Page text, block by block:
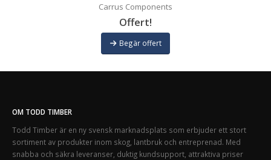
Carrus Components
Offert!
Begär offert
OM TODD TIMBER
Todd Timber är en ny svensk marknadsplats som erbjuder ett stort
sortiment av produkter inom skog, lantbruk och entreprenad. Med
snabba och säkra leveranser, duktig kundsupport, attraktiva priser